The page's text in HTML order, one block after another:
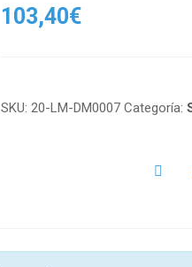
103,40€
SKU:20-LM-DM0007 Categoría: